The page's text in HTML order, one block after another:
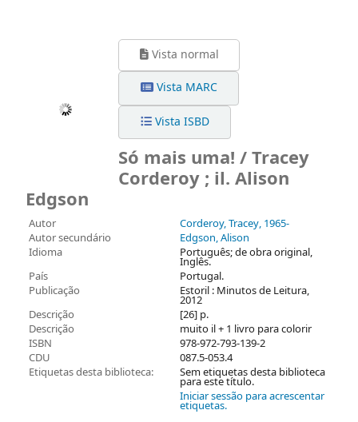
Vista normal
Vista MARC
Vista ISBD
Só mais uma! / Tracey
Corderoy ; il. Alison
Edgson
Autor Corderoy, Tracey, 1965-
Autor secundário
Edgson, Alison
Idioma
Português; de obra original,
Inglês.
País
Portugal.
Publicação
Estoril : Minutos de Leitura,
2012
Descrição
[26] p.
Descrição
muito il + 1 livro para colorir
ISBN
978-972-793-139-2
CDU
087.5-053.4
Etiquetas desta biblioteca:
Sem etiquetas desta biblioteca
para este título.
Iniciar sessão para acrescentar
etiquetas.